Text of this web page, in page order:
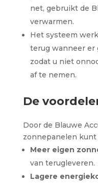
net, gebruikt de
verwarmen.
Het systeem
terug wanneer er
zodat u niet
af te nemen.
De
Door de Blauwe
zonnepanelen kunt
Meer eigen
van terugleveren.
Lagere